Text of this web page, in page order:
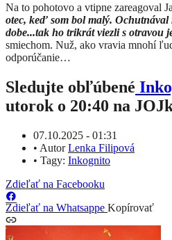
Na to pohotovo a vtipne zareagoval
otec, keď som bol malý. Ochutnával
dobe...tak ho trikrát viezli s otravou
smiechom. Nuž, ako vravia mnohí
odporúčanie…
Sledujte obľúbené
utorok o 20:40 na
07.10.2025 - 01:31
• AutorLenka Filipová
• Tagy: Inkognito
Zdieľať na Facebooku
Zdieľať na Whatsappe Kopírovať